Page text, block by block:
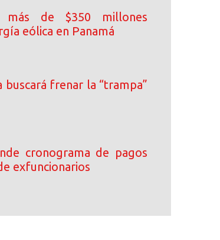
más de $350 millones
eólica en Panamá
buscará frenar la “trampa”
cronograma de pagos
exfuncionarios